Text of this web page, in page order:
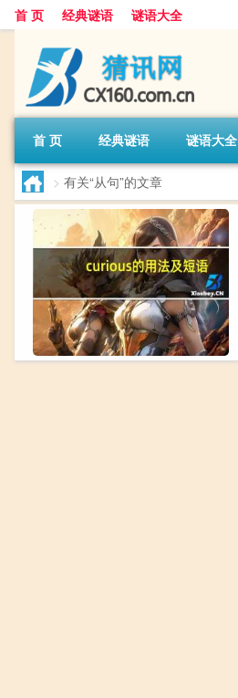
首 页 经典谜语 谜语大全
首 页 经典谜语 谜语大全
> 有关“从句”的文章